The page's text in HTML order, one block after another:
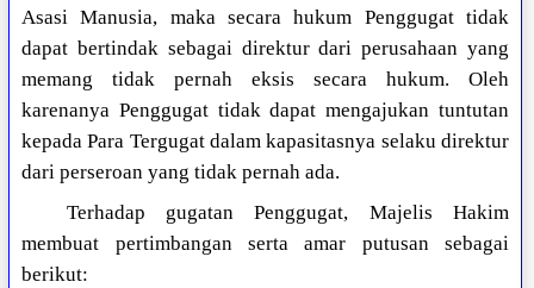
Asasi Manusia, maka secara hukum Penggugat tidak
dapat bertindak sebagai direktur dari perusahaan yang
memang tidak pernah eksis secara hukum. Oleh
karenanya Penggugat tidak dapat mengajukan tuntutan
kepada Para Tergugat dalam kapasitasnya selaku direktur
dari perseroan yang tidak pernah ada.
Terhadap gugatan Penggugat, Majelis Hakim
membuat pertimbangan serta amar putusan sebagai
berikut: